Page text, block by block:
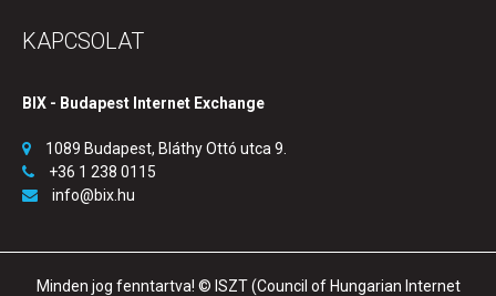
KAPCSOLAT
BIX - Budapest Internet Exchange
1089 Budapest, Bláthy Ottó utca 9.
+36 1 238 0115
info@bix.hu
Minden jog fenntartva! © ISZT (Council of Hungarian Internet